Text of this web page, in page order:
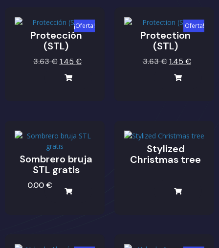
¡Oferta!
Protección
(STL)
3.63€ 1.45 €
¡Oferta!
Protection
(STL)
3.63€ 1.45 €
Sombrero bruja
STL gratis
0.00€
Stylized
Christmas tree